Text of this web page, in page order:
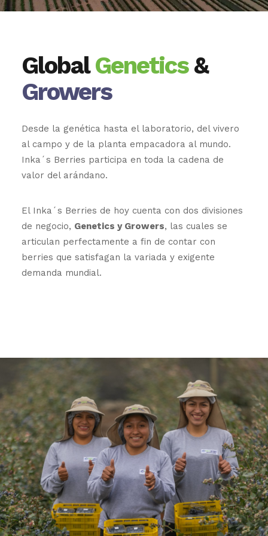
GlobalGenetics&
Growers
Desde la genética hasta el laboratorio, del vivero
al campo y de la planta empacadora al mundo.
Inka´s Berries participa en toda la cadena de
valor del arándano.
El Inka´s Berries de hoy cuenta con dos divisiones
de negocio, Genetics y Growers, las cuales se
articulan perfectamente a fin de contar con
berries que satisfagan la variada y exigente
demanda mundial.